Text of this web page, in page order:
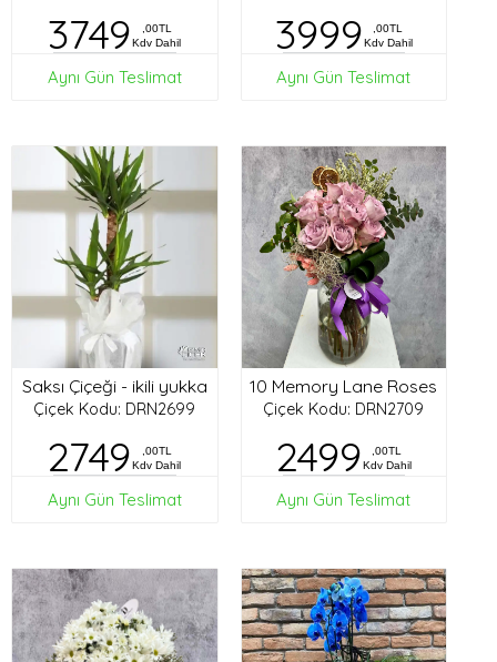
3749
,00TL
Kdv Dahil
Aynı Gün Teslimat
3999
,00TL
Kdv Dahil
Aynı Gün Teslimat
Saksı Çiçeği - ikili yukka
Çiçek Kodu: DRN2699
2749
,00TL
Kdv Dahil
Aynı Gün Teslimat
10 Memory Lane Roses
Çiçek Kodu: DRN2709
2499
,00TL
Kdv Dahil
Aynı Gün Teslimat